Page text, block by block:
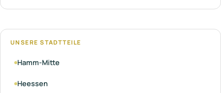
UNSERE STADTTEILE
Hamm-Mitte
Heessen